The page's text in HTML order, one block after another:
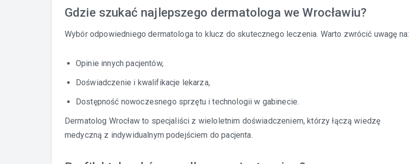
Gdzie szukać najlepszego dermatologa we Wrocławiu?
Wybór odpowiedniego dermatologa to klucz do skutecznego leczenia. Warto zwrócić uwagę na:
Opinie innych pacjentów,
Doświadczenie i kwalifikacje lekarza,
Dostępność nowoczesnego sprzętu i technologii w gabinecie.
Dermatolog Wrocław to specjaliści z wieloletnim doświadczeniem, którzy łączą wiedzę
medyczną z indywidualnym podejściem do pacjenta.